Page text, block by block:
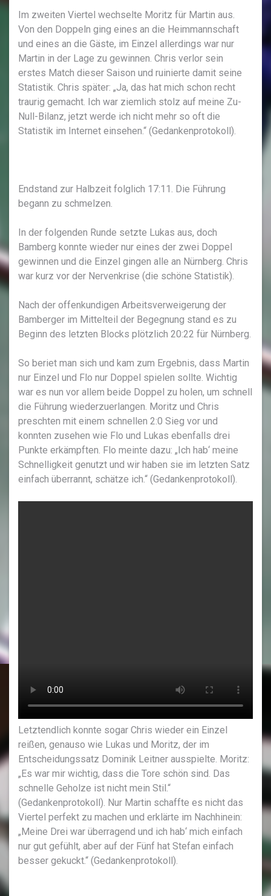
Im zweiten Viertel wechselte Moritz für Martin aus.
Von den Doppeln ging eines an die Heimmannschaft
und eines an die Gäste, im Einzel allerdings war nur
Martin in der Lage zu gewinnen. Chris verlor sein
erstes Match dieser Saison und ruinierte damit seine
Statistik. Chris später: „Ja, das hat mich schon recht
traurig gemacht. Ich war ziemlich stolz auf meine Zu-
Null-Bilanz, jetzt werde ich nicht mehr so oft die
Statistik im Internet einsehen.“ (Gedankenprotokoll).
Endstand zur Halbzeit folglich 17:11. Die Führung
begann zu schmelzen.
In der folgenden Runde setzte Lukas aus, doch
Bamberg konnte wieder nur eines der zwei Doppel
gewinnen und die Einzel gingen alle an Nürnberg. Chris
war kurz vor der Nervenkrise (die schöne Statistik).
Nach der offenkundigen Arbeitsverweigerung der
Bamberger im Mittelteil der Begegnung stand es zu
Beginn des letzten Blocks plötzlich 20:22 für Nürnberg.
So beriet man sich und kam zum Ergebnis, dass Martin
nur Einzel und Flo nur Doppel spielen sollte. Wichtig
war es nun vor allem beide Doppel zu holen, um schnell
die Führung wiederzuerlangen. Moritz und Chris
preschten mit einem schnellen 2:0 Sieg vor und
konnten zusehen wie Flo und Lukas ebenfalls drei
Punkte erkämpften. Flo meinte dazu: „Ich hab‘ meine
Schnelligkeit genutzt und wir haben sie im letzten Satz
einfach überrannt, schätze ich.“ (Gedankenprotokoll).
Letztendlich konnte sogar Chris wieder ein Einzel
reißen, genauso wie Lukas und Moritz, der im
Entscheidungssatz Dominik Leitner ausspielte. Moritz:
„Es war mir wichtig, dass die Tore schön sind. Das
schnelle Geholze ist nicht mein Stil.“
(Gedankenprotokoll). Nur Martin schaffte es nicht das
Viertel perfekt zu machen und erklärte im Nachhinein:
„Meine Drei war überragend und ich hab‘ mich einfach
nur gut gefühlt, aber auf der Fünf hat Stefan einfach
besser gekuckt.“ (Gedankenprotokoll).